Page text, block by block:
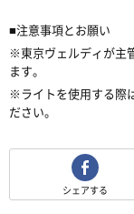
■注意事項とお願い
※東京ヴェルディが主
ます。
※ライトを使用する際
ださい。
シェアする